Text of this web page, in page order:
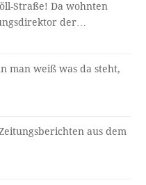
Straße! Da wohnten
der…
man weiß was da steht,
aus dem